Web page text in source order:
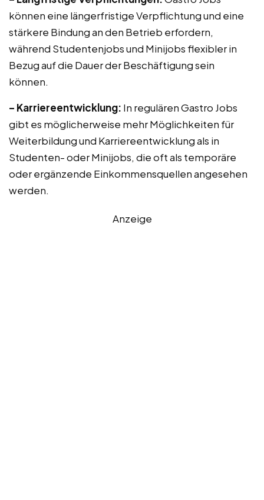
können eine längerfristige Verpflichtung und eine
stärkere Bindung an den Betrieb erfordern,
während Studentenjobs und Minijobs flexibler in
Bezug auf die Dauer der Beschäftigung sein
können.
– Karriereentwicklung: In regulären Gastro Jobs
gibt es möglicherweise mehr Möglichkeiten für
Weiterbildung und Karriereentwicklung als in
Studenten- oder Minijobs, die oft als temporäre
oder ergänzende Einkommensquellen angesehen
werden.
Anzeige